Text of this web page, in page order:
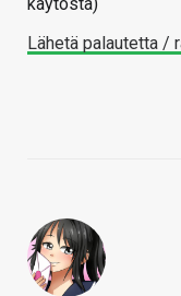
Lähetä palautetta /